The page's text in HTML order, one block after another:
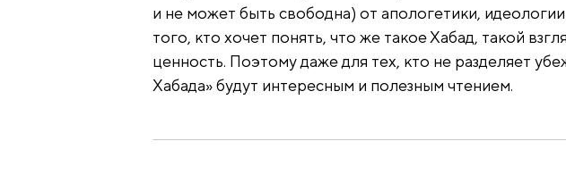
и не может быть свободна) от апологетики,
того, кто хочет понять, что же такое Хабад, такой
ценность. Поэтому даже для тех, кто не разделяет
Хабада» будут интересным и полезным чтением.